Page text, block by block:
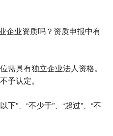
业资质吗？资质申报中有
具有独立企业法人资格。
予认定。
”、“不少于”、“超过”、“不